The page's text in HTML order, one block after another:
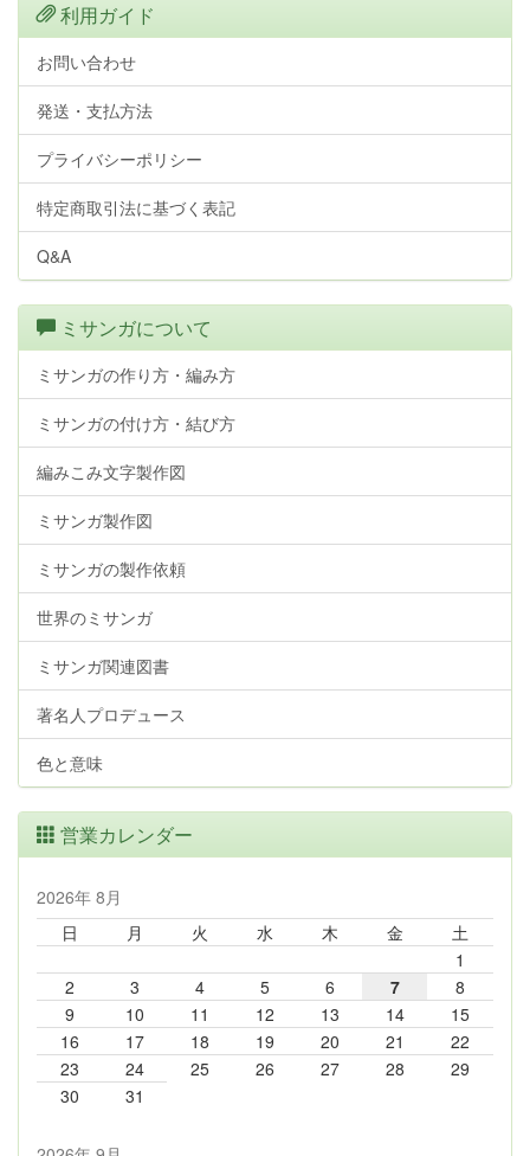
利用ガイド
お問い合わせ
発送・支払方法
プライバシーポリシー
特定商取引法に基づく表記
Q&A
ミサンガについて
ミサンガの作り方・編み方
ミサンガの付け方・結び方
編みこみ文字製作図
ミサンガ製作図
ミサンガの製作依頼
世界のミサンガ
ミサンガ関連図書
著名人プロデュース
色と意味
営業カレンダー
2026年 8月
日
月 火 水 木 金
土
1
2
3 4 5 6 7
8
9
10 11 12 13 14
15
16
17 18 19 20 21
22
23
24 25 26 27 28
29
30
31